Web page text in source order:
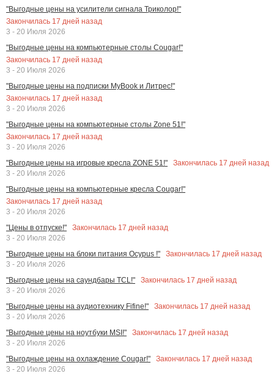
"Выгодные цены на усилители сигнала Триколор!"
Закончилась 17 дней назад
3 - 20 Июля 2026
"Выгодные цены на компьютерные столы Cougar!"
Закончилась 17 дней назад
3 - 20 Июля 2026
"Выгодные цены на подписки MyBook и Литрес!"
Закончилась 17 дней назад
3 - 20 Июля 2026
"Выгодные цены на компьютерные столы Zone 51!"
Закончилась 17 дней назад
3 - 20 Июля 2026
"Выгодные цены на игровые кресла ZONE 51!"
Закончилась 17 дней назад
3 - 20 Июля 2026
"Выгодные цены на компьютерные кресла Cougar!"
Закончилась 17 дней назад
3 - 20 Июля 2026
"Цены в отпуске!"
Закончилась 17 дней назад
3 - 20 Июля 2026
"Выгодные цены на блоки питания Ocypus !"
Закончилась 17 дней назад
3 - 20 Июля 2026
"Выгодные цены на саундбары TCL!"
Закончилась 17 дней назад
3 - 20 Июля 2026
"Выгодные цены на аудиотехнику Fifine!"
Закончилась 17 дней назад
3 - 20 Июля 2026
"Выгодные цены на ноутбуки MSI!"
Закончилась 17 дней назад
3 - 20 Июля 2026
"Выгодные цены на охлаждение Cougar!"
Закончилась 17 дней назад
3 - 20 Июля 2026